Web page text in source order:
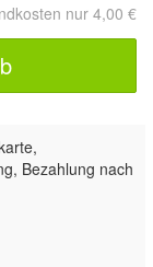
nur 4,00 €
Bezahlung nach